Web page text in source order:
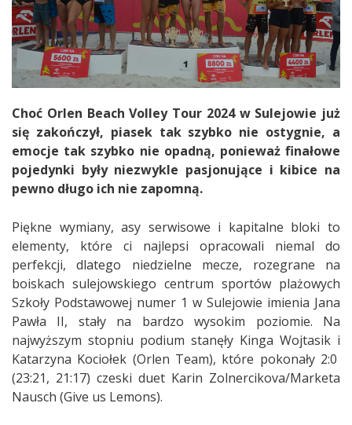
Choć Orlen Beach Volley Tour 2024 w Sulejowie już
się zakończył, piasek tak szybko nie ostygnie, a
emocje tak szybko nie opadną, ponieważ finałowe
pojedynki były niezwykle pasjonujące i kibice na
pewno długo ich nie zapomną.
Piękne wymiany, asy serwisowe i kapitalne bloki to
elementy, które ci najlepsi opracowali niemal do
perfekcji, dlatego niedzielne mecze, rozegrane na
boiskach sulejowskiego centrum sportów plażowych
Szkoły Podstawowej numer 1 w Sulejowie imienia Jana
Pawła II, stały na bardzo wysokim poziomie. Na
najwyższym stopniu podium stanęły Kinga Wojtasik i
Katarzyna Kociołek (Orlen Team), które pokonały 2:0
(23:21, 21:17) czeski duet Karin Zolnercikova/Marketa
Nausch (Give us Lemons).